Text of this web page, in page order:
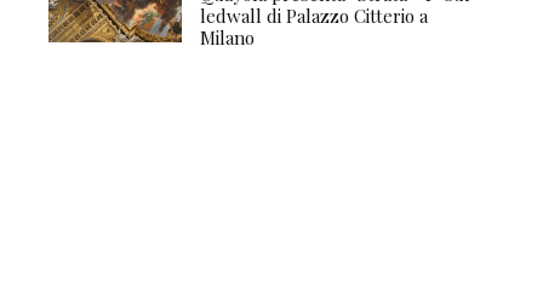
ledwall di Palazzo Citterio a
Milano